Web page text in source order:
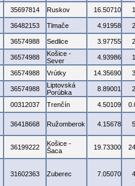
35697814 Ruskov 16.50710
36482153 Tlmače 4.91958
36574988 Sedlice 3.97755
36574988
Košice -
Sever
4.93986
36574988 Vrútky 14.35690
36574988
Liptovská
Porúbka
8.89001
00312037 Trenčín 4.50109
36418668 Ružomberok 4.15678
36199222
Košice -
Šaca
19.73300
31602363 Zuberec 7.05070